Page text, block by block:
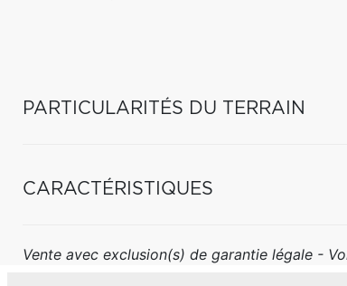
PARTICULARITÉS DU TERRAIN
CARACTÉRISTIQUES
Vente avec exclusion(s) de garantie légale -